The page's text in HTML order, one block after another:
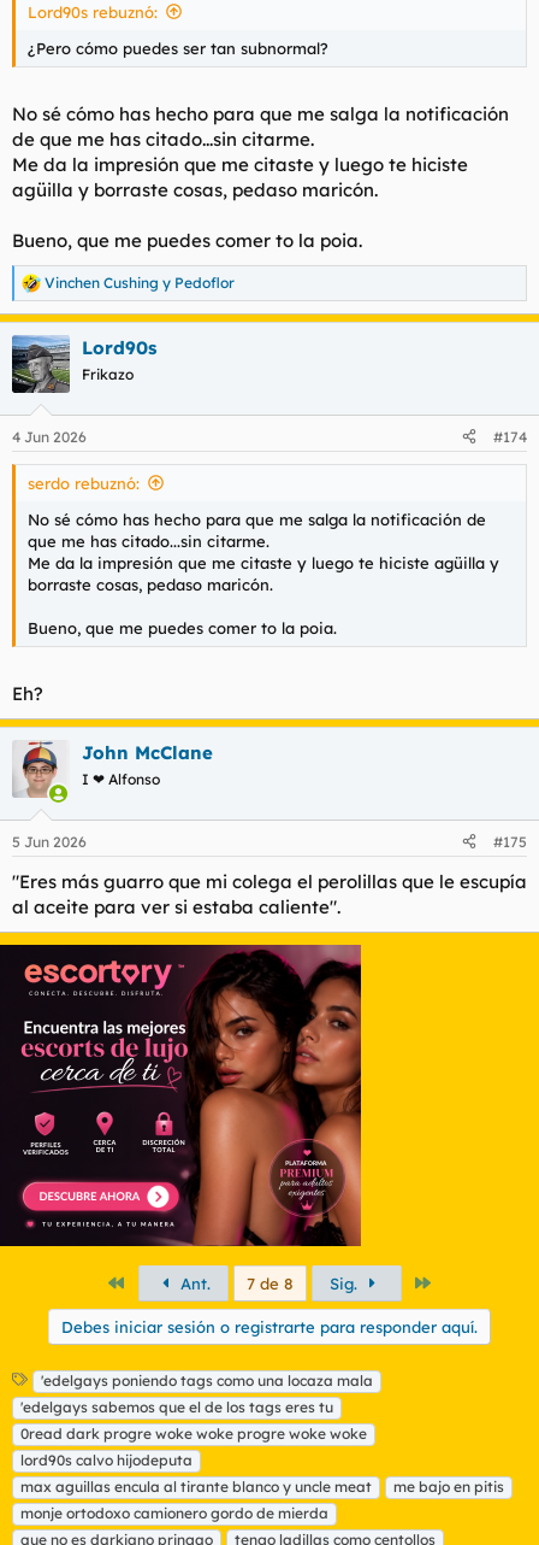
Lord90s rebuznó:
¿Pero cómo puedes ser tan subnormal?
No sé cómo has hecho para que me salga la notificación
de que me has citado...sin citarme.
Me da la impresión que me citaste y luego te hiciste
agüilla y borraste cosas, pedaso maricón.
Bueno, que me puedes comer to la poia.
R
e
a
c
c
i
e
s
Vinchen Cushing y Pedoflor
Lord90s
Frikazo
4 Jun 2026 #174
serdo rebuznó:
No sé cómo has hecho para que me salga la notificación de
que me has citado...sin citarme.
Me da la impresión que me citaste y luego te hiciste agüilla y
borraste cosas, pedaso maricón.
Bueno, que me puedes comer to la poia.
Eh?
John McClane
I ❤ Alfonso
5 Jun 2026 #175
"Eres más guarro que mi colega el perolillas que le escupía
al aceite para ver si estaba caliente".
PrimeroAnt. 7 de 8 Sig.
Debes iniciar sesión o registrarte para responder aquí.
E
t
i
q
u
e
t
a
'edelgays poniendo tags como una locaza mala
'edelgays sabemos que el de los tags eres tu
0read dark progre woke woke progre woke woke
lord90s calvo hijodeputa
max aguillas encula al tirante blanco y uncle meat
me bajo en pitis
monje ortodoxo camionero gordo de mierda
que no es darkiano pringao
tengo ladillas como centollos